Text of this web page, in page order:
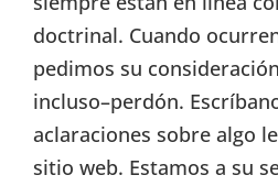
doctrinal. Cuando
pedimos su
incluso–perdón.
aclaraciones sobre algo
sitio web. Estamos a su